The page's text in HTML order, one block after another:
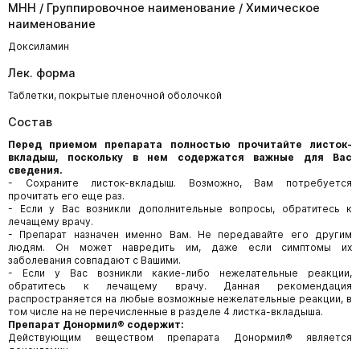
МНН / Группировочное наименование / Химическое
наименование
Доксиламин
Лек. форма
Таблетки, покрытые пленочной оболочкой
Состав
Перед приемом препарата полностью прочитайте листок-
вкладыш, поскольку в нем содержатся важные для Вас
сведения.
- Сохраните листок-вкладыш. Возможно, Вам потребуется
прочитать его еще раз.
- Если у Вас возникли дополнительные вопросы, обратитесь к
лечащему врачу.
- Препарат назначен именно Вам. Не передавайте его другим
людям. Он может навредить им, даже если симптомы их
заболевания совпадают с Вашими.
- Если у Вас возникли какие-либо нежелательные реакции,
обратитесь к лечащему врачу. Данная рекомендация
распространяется на любые возможные нежелательные реакции, в
том числе на не перечисленные в разделе 4 листка-вкладыша.
Препарат Донормил® содержит:
Действующим веществом препарата Донормил® является